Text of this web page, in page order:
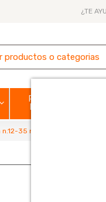
¿TE
Pintura y
35 mm